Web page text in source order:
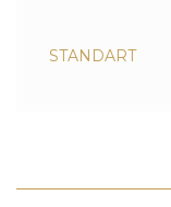
STANDART